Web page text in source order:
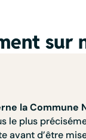
sur
la Commune
le plus
avant d’être